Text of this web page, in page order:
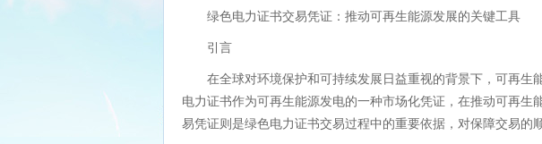
绿色电力证书交易凭证：推动可再生能源发展的关键工具
引言
在全球对环境保护和可持续发展日益重视的背景下，可再生
电力证书作为可再生能源发电的一种市场化凭证，在推动可再生
易凭证则是绿色电力证书交易过程中的重要依据，对保障交易的